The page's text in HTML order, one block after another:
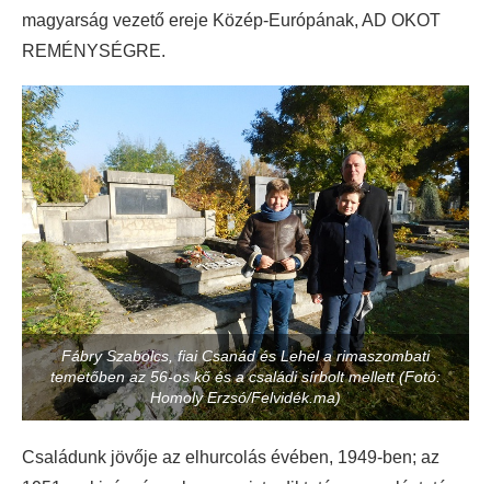
magyarság vezető ereje Közép-Európának, AD OKOT
REMÉNYSÉGRE.
Fábry Szabolcs, fiai Csanád és Lehel a rimaszombati
temetőben az 56-os kő és a családi sírbolt mellett (Fotó:
Homoly Erzsó/Felvidék.ma)
Családunk jövője az elhurcolás évében, 1949-ben; az